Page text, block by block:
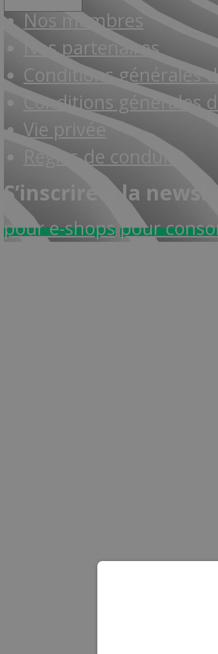
Nos membres
Nos partenaires
Conditions générales
Conditions générales
Vie privée
Règles de conduite
S’inscrire à la
pour e-shopspour